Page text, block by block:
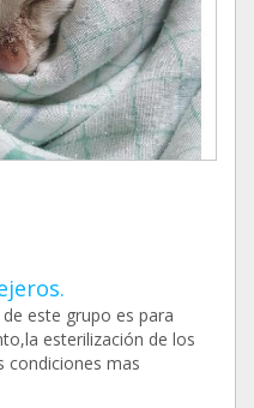
este grupo es para
esterilización de los
condiciones mas